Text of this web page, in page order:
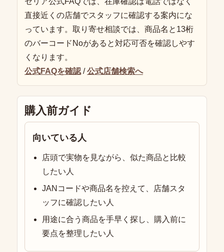
直接近くの店舗でスタッフに確認する案内にな
っています。取り寄せ相談では、商品名と13桁
のバーコードNoがあると対応可否を確認しやす
くなります。
公式FAQを確認 /公式店舗検索へ
購入前ガイド
向いている人
店頭で実物を見ながら、似た商品と比較
したい人
JANコードや商品名を控えて、店舗スタ
ッフに確認したい人
用途に合う商品を手早く探し、購入前に
要点を整理したい人